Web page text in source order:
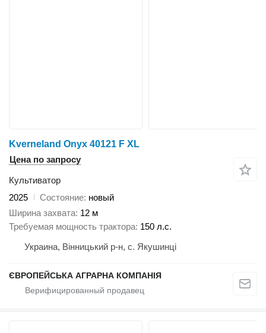
Kverneland Onyx 40121 F XL
Цена по запросу
Культиватор
2025
Состояние новый
Ширина захвата 12 м
Требуемая мощность трактора 150 л.с.
Украина, Вінницький р-н, с. Якушинці
ЄВРОПЕЙСЬКА АГРАРНА КОМПАНІЯ